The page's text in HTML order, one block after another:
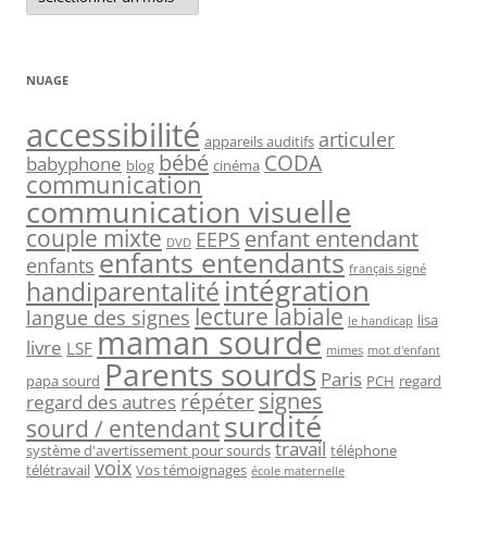
NUAGE
accessibilité appareils auditifs articuler
babyphone blog bébé cinéma CODA
communication
communication visuelle
couple mixte DVD EEPS enfant entendant
enfants enfants entendants français signé
handiparentalitéintégration
langue des signes lecture labiale le handicap lisa
livre LSF maman sourde mimes mot d'enfant
papa sourd Parents sourds Paris PCH regard
regard des autresrépétersignes
sourd / entendantsurdité
système d'avertissement pour sourds travail téléphone
télétravail voix Vos témoignages école maternelle